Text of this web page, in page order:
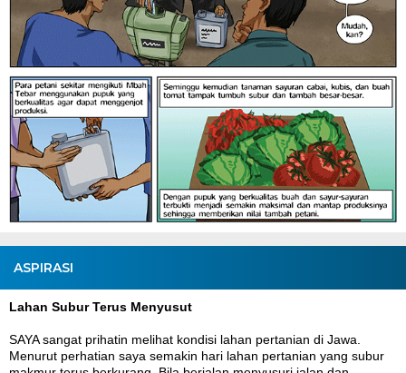
ASPIRASI
Lahan Subur Terus Menyusut
SAYA sangat prihatin melihat kondisi lahan pertanian di Jawa.
Menurut perhatian saya semakin hari lahan pertanian yang subur